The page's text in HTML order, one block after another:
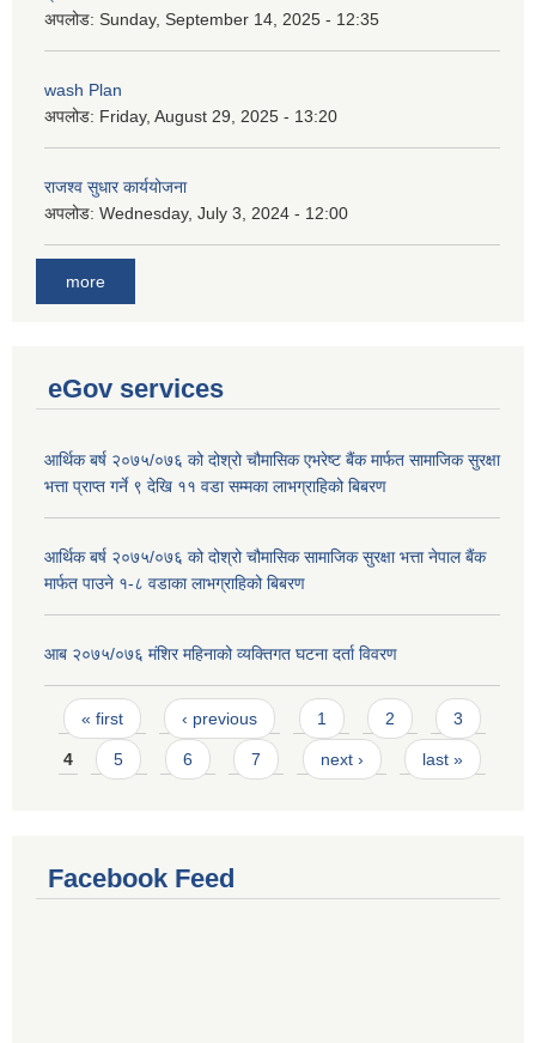
अपलोड: Sunday, September 14, 2025 - 12:35
wash Plan
अपलोड: Friday, August 29, 2025 - 13:20
राजश्व सुधार कार्ययोजना
अपलोड: Wednesday, July 3, 2024 - 12:00
more
eGov services
आर्थिक बर्ष २०७५/०७६ को दोश्रो चौमासिक एभरेष्ट बैंक मार्फत सामाजिक सुरक्षा
भत्ता प्राप्त गर्ने ९ देखि ११ वडा सम्मका लाभग्राहिको बिबरण
आर्थिक बर्ष २०७५/०७६ को दोश्रो चौमासिक सामाजिक सुरक्षा भत्ता नेपाल बैंक
मार्फत पाउने १-८ वडाका लाभग्राहिको बिबरण
आब २०७५/०७६ मंशिर महिनाको व्यक्तिगत घटना दर्ता विवरण
Pages
« first ‹ previous 1 2 3
4 5 6 7 next › last »
Facebook Feed